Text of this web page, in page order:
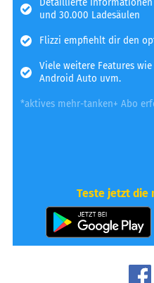
Detaillierte Informationen
und 30.000 Ladesäulen
Flizzi empfiehlt dir den
Viele weitere Features
Android Auto uvm.
*aktives mehr-tanken+ Abo
Teste jetzt die